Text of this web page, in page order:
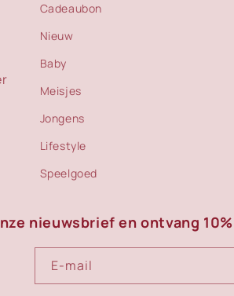
Cadeaubon
Nieuw
Baby
Meisjes
Jongens
Lifestyle
Speelgoed
nieuwsbrief en ontvang
E‑mail